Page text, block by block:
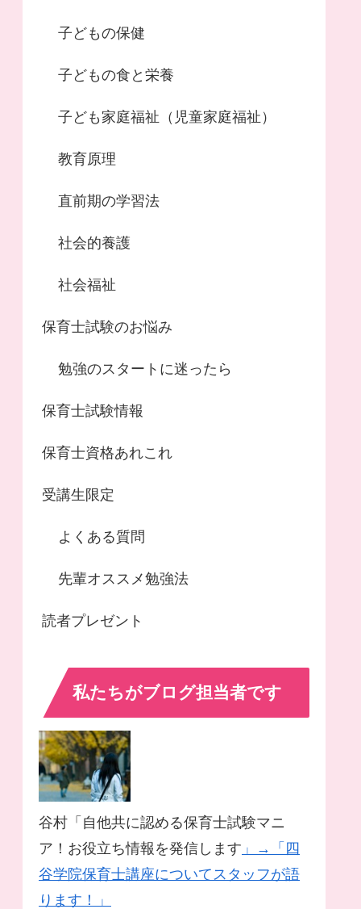
子どもの保健
子どもの食と栄養
子ども家庭福祉（児童家庭福祉）
教育原理
直前期の学習法
社会的養護
社会福祉
保育士試験のお悩み
勉強のスタートに迷ったら
保育士試験情報
保育士資格あれこれ
受講生限定
よくある質問
先輩オススメ勉強法
読者プレゼント
私たちがブログ担当者です
谷村「自他共に認める保育士試験マニ
ア！お役立ち情報を発信します 」→「四
谷学院保育士講座についてスタッフが語
ります！」